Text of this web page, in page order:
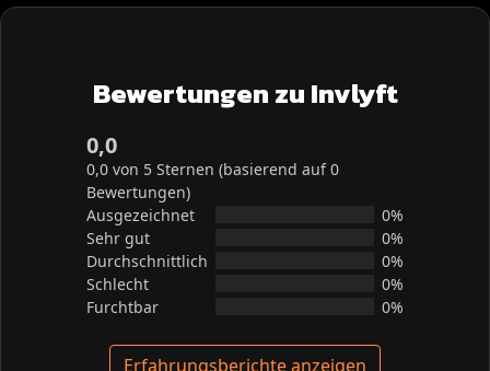
Bewertungen zu Invlyft
0,0
0,0 von 5 Sternen (basierend auf 0
Bewertungen)
Ausgezeichnet
0%
Sehr gut
0%
Durchschnittlich
0%
Schlecht
0%
Furchtbar
0%
Erfahrungsberichte anzeigen